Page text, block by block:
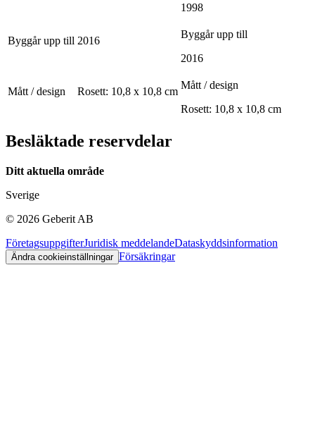
1998
Byggår upp till 2016
Byggår upp till
2016
Mått / design Rosett: 10,8 x 10,8 cm
Mått / design
Rosett: 10,8 x 10,8 cm
Besläktade reservdelar
Ditt aktuella område
Sverige
© 2026 Geberit AB
FöretagsuppgifterJuridisk meddelandeDataskyddsinformation
Ändra cookieinställningar Försäkringar